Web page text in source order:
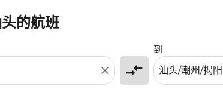
的航班
close compare_arrows
到
件。